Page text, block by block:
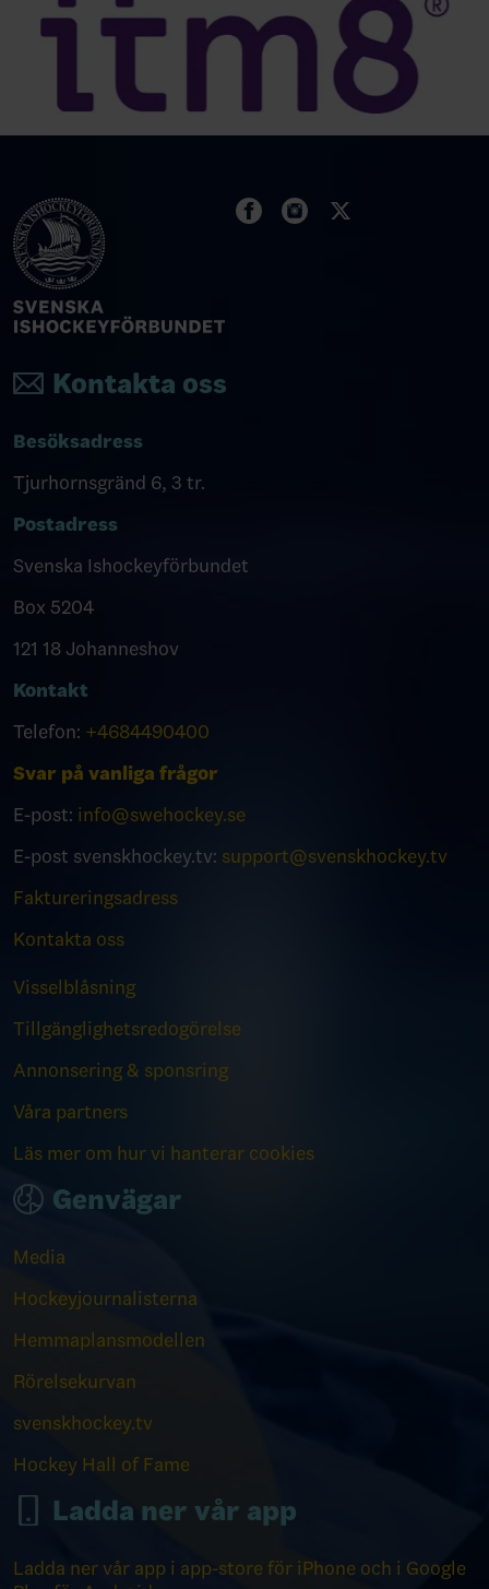
Kontakta oss
Besöksadress
Tjurhornsgränd 6, 3 tr.
Postadress
Svenska Ishockeyförbundet
Box 5204
121 18 Johanneshov
Kontakt
Telefon: +4684490400
Svar på vanliga frågor
E-post: info@swehockey.se
E-post svenskhockey.tv: support@svenskhockey.tv
Faktureringsadress
Kontakta oss
Visselblåsning
Tillgänglighetsredogörelse
Annonsering & sponsring
Våra partners
Läs mer om hur vi hanterar cookies
Genvägar
Media
Hockeyjournalisterna
Hemmaplansmodellen
Rörelsekurvan
svenskhockey.tv
Hockey Hall of Fame
Ladda ner vår app
Ladda ner vår app i app-store för iPhone och i Google